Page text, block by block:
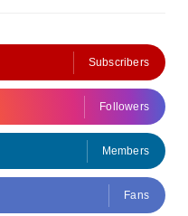
Subscribers
Followers
Members
Fans